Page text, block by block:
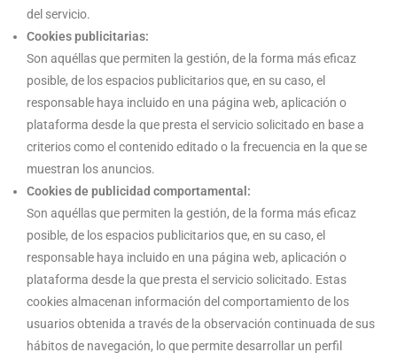
del servicio.
Cookies publicitarias:
Son aquéllas que permiten la gestión, de la forma más eficaz
posible, de los espacios publicitarios que, en su caso, el
responsable haya incluido en una página web, aplicación o
plataforma desde la que presta el servicio solicitado en base a
criterios como el contenido editado o la frecuencia en la que se
muestran los anuncios.
Cookies de publicidad comportamental:
Son aquéllas que permiten la gestión, de la forma más eficaz
posible, de los espacios publicitarios que, en su caso, el
responsable haya incluido en una página web, aplicación o
plataforma desde la que presta el servicio solicitado. Estas
cookies almacenan información del comportamiento de los
usuarios obtenida a través de la observación continuada de sus
hábitos de navegación, lo que permite desarrollar un perfil